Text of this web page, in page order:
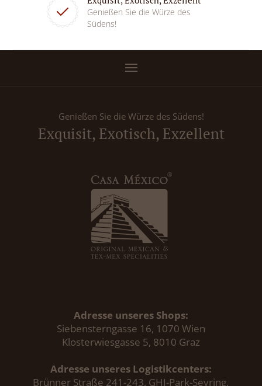
Genießen Sie die Würze des
Südens!
Genießen Sie die Würze des Südens!
Exquisit, Exotisch, Exzellent
Adresse unseres Shops:
Siebensterngasse 16, 1070 Wien
Klosterwiesgasse 5, 8010 Graz
Adresse unseres Logistikcenters:
Brünner Straße 241-243, GHI-Park-Seyring,